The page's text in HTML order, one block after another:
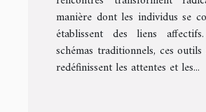
manière dont les individus se
établissent des liens
schémas traditionnels, ces
redéfinissent les attentes et les...